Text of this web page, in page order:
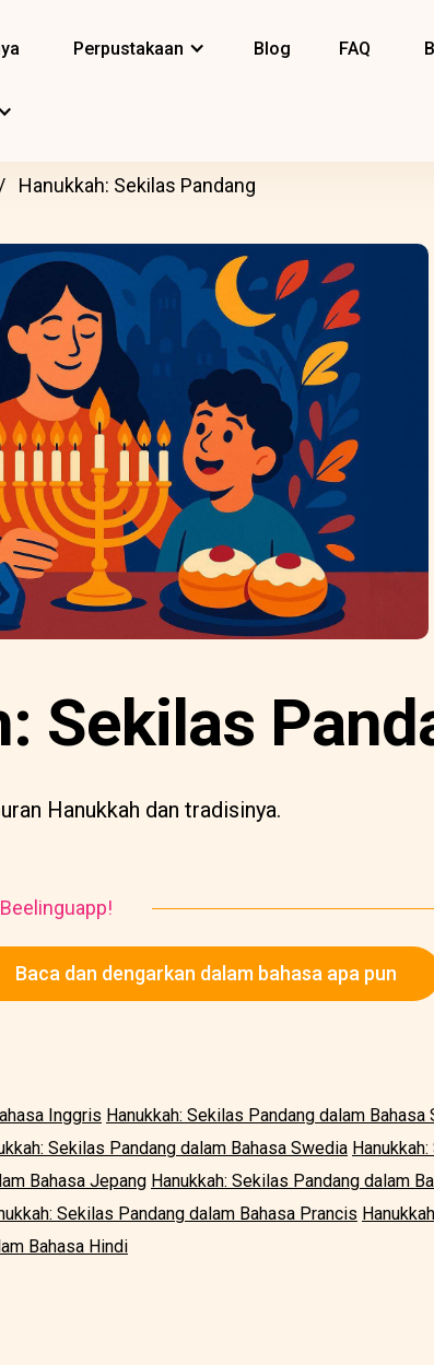
Perpustakaan Blog FAQ
Hanukkah: Sekilas Pandang
Sekilas
Hanukkah dan tradisinya.
Baca dan dengarkan dalam bahasa apa pun
Inggris Hanukkah: Sekilas Pandang dalam Bahasa
Sekilas Pandang dalam Bahasa Swedia
Bahasa Jepang Hanukkah: Sekilas Pandang dalam
Sekilas Pandang dalam Bahasa Prancis
Bahasa Hindi